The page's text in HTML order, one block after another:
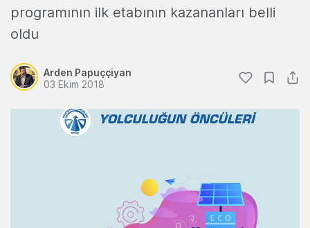
programının ilk etabının kazananları belli
oldu
Arden Papuççiyan
03 Ekim 2018